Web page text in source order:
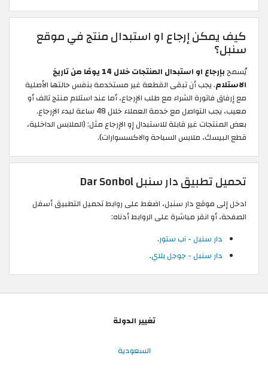
كيف يمكن إرجاع او استبدال منتج في موقع
سنبل؟
يُسمح
بإرجاع او استبدال المنتجات خلال 14 يومًا من تاريخ
الاستلام. يجب أن تبقى القطعة غير مستخدمة بنفس حالتها الأصلية
مع إرفاق فاتورة الشراء مع طلب الإرجاع، أما عند استلام منتج تالف أو
معيب، يجب التواصل مع خدمة العملاء خلال 48 ساعة لبدء الإرجاع.
بعض المنتجات غير قابلة للاستبدال إو الإرجاع مثل: (الملابس الداخلية،
قطع البيسك، ملابس السباحة والاكسسوارات).
تحميل تطبيق دار سنبل Dar Sonbol
ادخل إلى موقع دار سنبل، اضغط على روابط تحميل التطبيق أسفل
الصفحة، أو انقر مباشرة على الروابط أدناه:
دار سنبل - آب ستور.
دار سنبل - جوجل بلاي.
تغيير الدولة
السعودية